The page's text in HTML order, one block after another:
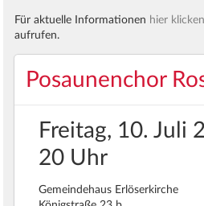
Für aktuelle Informationen hier klicken
aufrufen.
Posaunenchor
Freitag, 10. Juli
20 Uhr
Gemeindehaus Erlöserkirche